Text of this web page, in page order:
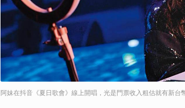
阿妹在抖音《夏日歌會》線上開唱，光是門票收入粗估就有新